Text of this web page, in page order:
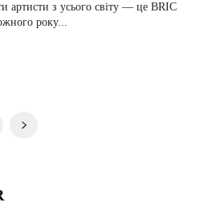
артисти з усього світу — це BRIC
року...